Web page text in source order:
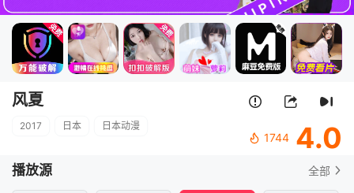
风夏
2017 日本 日本动漫
1744 4.0
播放源 全部